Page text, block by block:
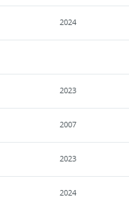
2024
2023
2007
2023
2024